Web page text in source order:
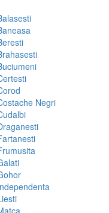
Negri